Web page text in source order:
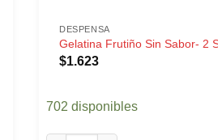
DESPENSA
Gelatina Frutiño Sin Sabor- 2
$1.623
702 disponibles